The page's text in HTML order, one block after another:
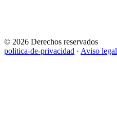
© 2026 Derechos reservados
politica-de-privacidad · Aviso legal